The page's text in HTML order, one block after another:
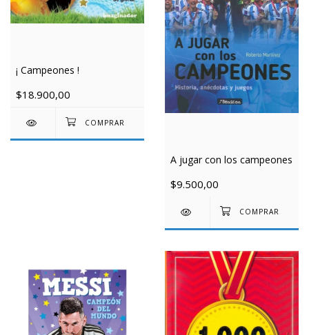
¡ Campeones !
$18.900,00
A jugar con los campeones
$9.500,00